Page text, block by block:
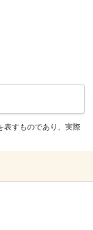
表すものであり、実際